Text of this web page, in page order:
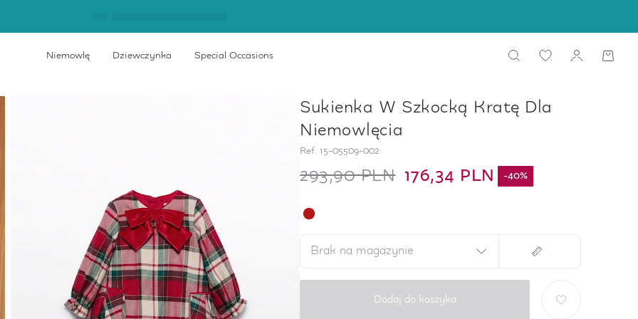
Niemowlę Dziewczynka Special Occasions
Sukienka W Szkocką Kratę Dla
Niemowlęcia
Ref. 15-05509-002
293,90 PLN 176,34 PLN -40%
Brak na magazynie
Dodaj do koszyka